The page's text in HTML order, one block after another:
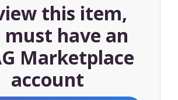
this item,
have an
Marketplace
account